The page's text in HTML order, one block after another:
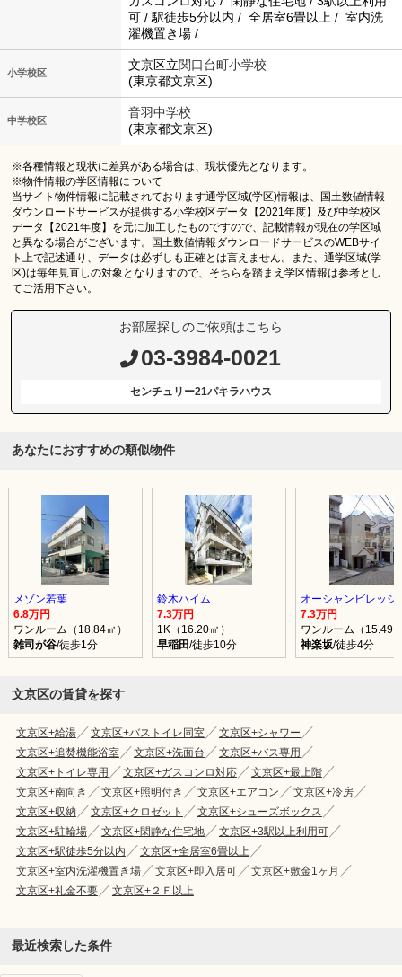
可 / 駅徒歩5分以内 / 全居室6畳以上 / 室内洗
濯機置き場 /
小学校区
文京区立関口台町小学校
(東京都文京区)
中学校区
音羽中学校
(東京都文京区)
※各種情報と現状に差異がある場合は、現状優先となります。
※物件情報の学区情報について
当サイト物件情報に記載されております通学区域(学区)情報は、国土数値情報
ダウンロードサービスが提供する小学校区データ【2021年度】及び中学校区
データ【2021年度】を元に加工したものですので、記載情報が現在の学区域
と異なる場合がございます。国土数値情報ダウンロードサービスのWEBサイ
ト上で記述通り、データは必ずしも正確とは言えません。また、通学区域(学
区)は毎年見直しの対象となりますので、そちらを踏まえ学区情報は参考とし
てご活用下さい。
お部屋探しのご依頼はこちら
03-3984-0021
センチュリー21パキラハウス
あなたにおすすめの類似物件
メゾン若葉
6.8万円
ワンルーム（18.84㎡）
雑司が谷/徒歩1分
鈴木ハイム
7.3万円
1K（16.20㎡）
早稲田/徒歩10分
オーシャンビレッジⅡ
7.3万円
ワンルーム（15.49
神楽坂/徒歩4分
文京区の賃貸を探す
文京区+給湯 文京区+バストイレ同室
文京区+シャワー
文京区+追焚機能浴室
文京区+洗面台
文京区+バス専用
文京区+トイレ専用
文京区+ガスコンロ対応
文京区+最上階
文京区+南向き
文京区+照明付き 文京区+エアコン
文京区+冷房
文京区+収納
文京区+クロゼット
文京区+シューズボックス
文京区+駐輪場
文京区+閑静な住宅地
文京区+3駅以上利用可
文京区+駅徒歩5分以内
文京区+全居室6畳以上
文京区+室内洗濯機置き場
文京区+即入居可
文京区+敷金1ヶ月
文京区+礼金不要
文京区+２Ｆ以上
最近検索した条件